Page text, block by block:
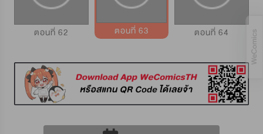
ตอนที่ 62 ตอนที่ 63 ตอนที่ 64